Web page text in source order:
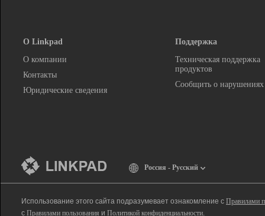
О Linkpad
О компании
Контакты
Юридические сведения
Поддержка
Техническая поддержка
продуктов
Сообщить о нарушениях
Россия - Русский
Использование этого сайта подразумевает ознакомление с Правилами
с Правилами пользования и Политикой конфиденциальности.